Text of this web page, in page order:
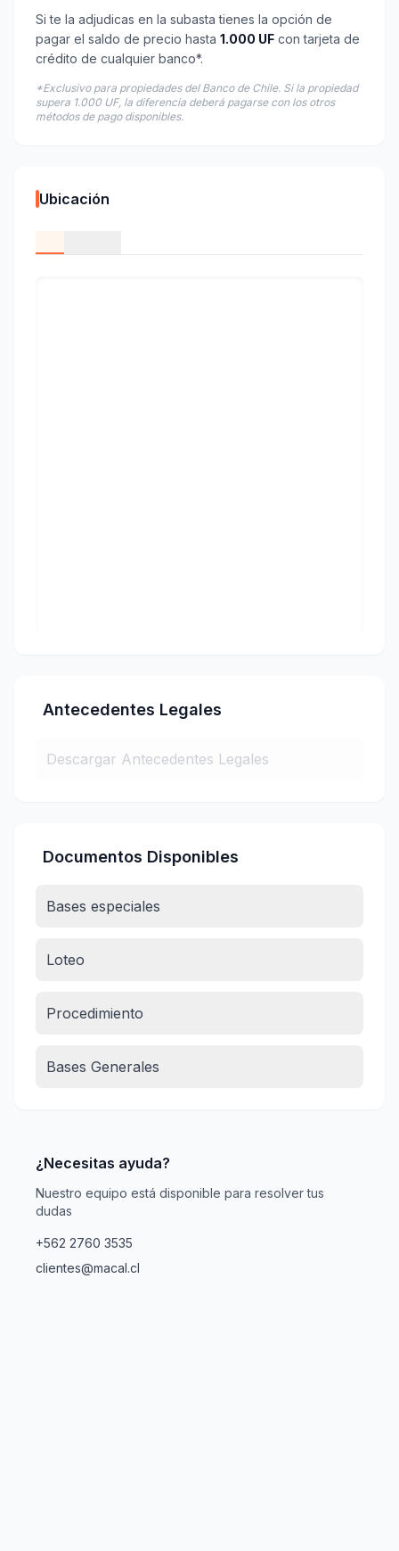
Si te la adjudicas en la subasta tienes la opción de
pagar el saldo de precio hasta 1.000 UF con tarjeta de
crédito de cualquier banco*.
*Exclusivo para propiedades del Banco de Chile. Si la propiedad
supera 1.000 UF, la diferencia deberá pagarse con los otros
métodos de pago disponibles.
Ubicación
Antecedentes Legales
Descargar Antecedentes Legales
Documentos Disponibles
Bases especiales
Loteo
Procedimiento
Bases Generales
¿Necesitas ayuda?
Nuestro equipo está disponible para resolver tus
dudas
+562 2760 3535
clientes@macal.cl